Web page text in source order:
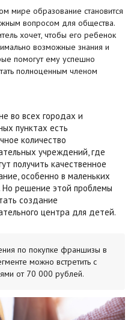
мире образование становится
вопросом для общества.
хочет, чтобы его ребенок
возможные знания и
помогут ему успешно
полноценным членом
во всех городах и
пунктах есть
количество
учреждений, где
получить качественное
особенно в маленьких
Но решение этой проблемы
создание
центра для детей.
по покупке франшизы в
можно встретить с
от 70 000 рублей.